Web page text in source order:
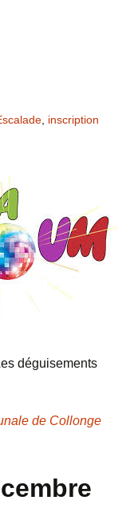
2025
inscription
déguisements
de Collonge